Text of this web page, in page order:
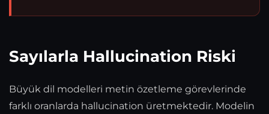
Sayılarla Hallucination Riski
Büyük dil modelleri metin özetleme görevlerinde
farklı oranlarda hallucination üretmektedir. Modelin